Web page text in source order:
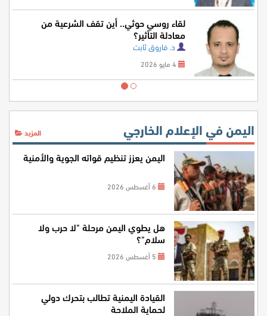
لقاء روسي حوثي.. أين تقف الشرعية من
معادلة التأثير؟
د. فاروق ثابت
اليمن في الإعلام الخارجي المزيد
اليمن يعزز تنظيم قواته الجوية والأمنية
هل يطوي اليمن مرحلة "لا حرب ولا
سلام"؟
القيادة اليمنية تطالب بتحرك دولي
لحماية الملاحة